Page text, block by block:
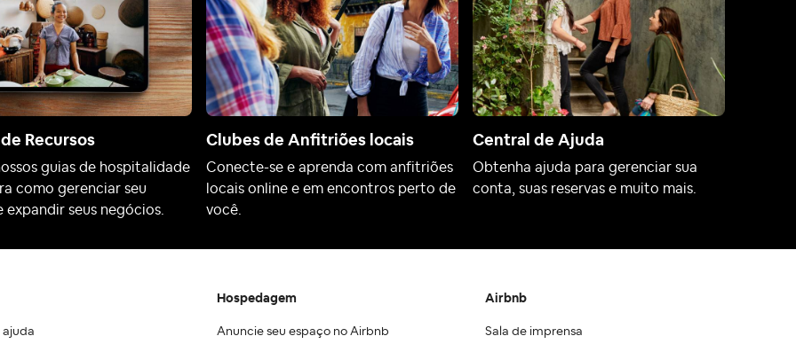
Recursos
guias de hospitalidade
como gerenciar seu
expandir seus negócios.
Clubes de Anfitriões locais
Conecte-se e aprenda com anfitriões
locais online e em encontros perto de
você.
Central de Ajuda
Obtenha ajuda para gerenciar sua
conta, suas reservas e muito mais.
Hospedagem
Anuncie seu espaço no Airbnb
Airbnb
Sala de imprensa